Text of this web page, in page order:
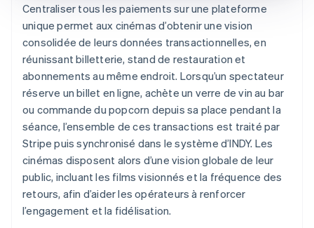
Centraliser tous les paiements sur une plateforme
unique permet aux cinémas d’obtenir une vision
consolidée de leurs données transactionnelles, en
réunissant billetterie, stand de restauration et
abonnements au même endroit. Lorsqu’un spectateur
réserve un billet en ligne, achète un verre de vin au bar
ou commande du popcorn depuis sa place pendant la
séance, l’ensemble de ces transactions est traité par
Stripe puis synchronisé dans le système d’INDY. Les
cinémas disposent alors d’une vision globale de leur
public, incluant les films visionnés et la fréquence des
retours, afin d’aider les opérateurs à renforcer
l’engagement et la fidélisation.